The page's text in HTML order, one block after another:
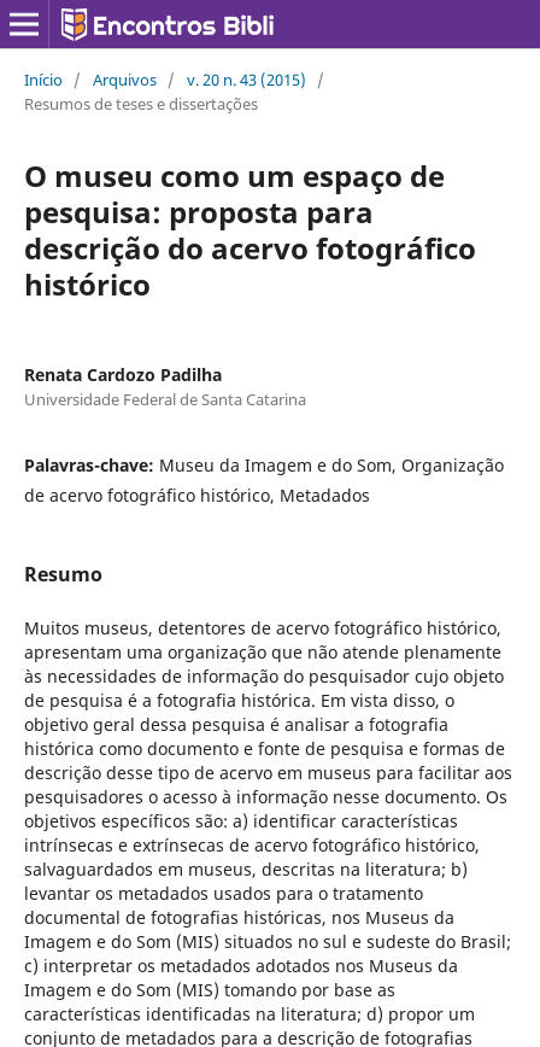
Início / Arquivos / v. 20 n. 43 (2015)
/
Resumos de teses e dissertações
O museu como um espaço de
pesquisa: proposta para
descrição do acervo fotográfico
histórico
Renata Cardozo Padilha
Universidade Federal de Santa Catarina
Palavras-chave: Museu da Imagem e do Som, Organização
de acervo fotográfico histórico, Metadados
Resumo
Muitos museus, detentores de acervo fotográfico histórico,
apresentam uma organização que não atende plenamente
às necessidades de informação do pesquisador cujo objeto
de pesquisa é a fotografia histórica. Em vista disso, o
objetivo geral dessa pesquisa é analisar a fotografia
histórica como documento e fonte de pesquisa e formas de
descrição desse tipo de acervo em museus para facilitar aos
pesquisadores o acesso à informação nesse documento. Os
objetivos específicos são: a) identificar características
intrínsecas e extrínsecas de acervo fotográfico histórico,
salvaguardados em museus, descritas na literatura; b)
levantar os metadados usados para o tratamento
documental de fotografias históricas, nos Museus da
Imagem e do Som (MIS) situados no sul e sudeste do Brasil;
c) interpretar os metadados adotados nos Museus da
Imagem e do Som (MIS) tomando por base as
características identificadas na literatura; d) propor um
conjunto de metadados para a descrição de fotografias